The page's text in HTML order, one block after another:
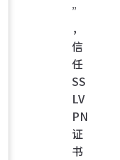
”
，
信
任
SS
LV
PN
证
书